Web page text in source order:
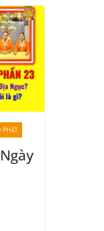
PHẬT